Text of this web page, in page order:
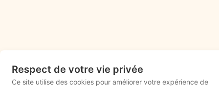
Respect de votre vie privée
Ce site utilise des cookies pour améliorer votre expérience de